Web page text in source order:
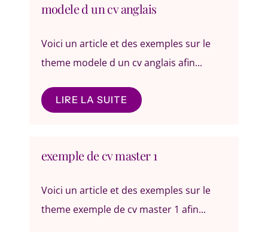
modele d un cv anglais
Voici un article et des exemples sur le
theme modele d un cv anglais afin...
LIRE LA SUITE
exemple de cv master 1
Voici un article et des exemples sur le
theme exemple de cv master 1 afin...